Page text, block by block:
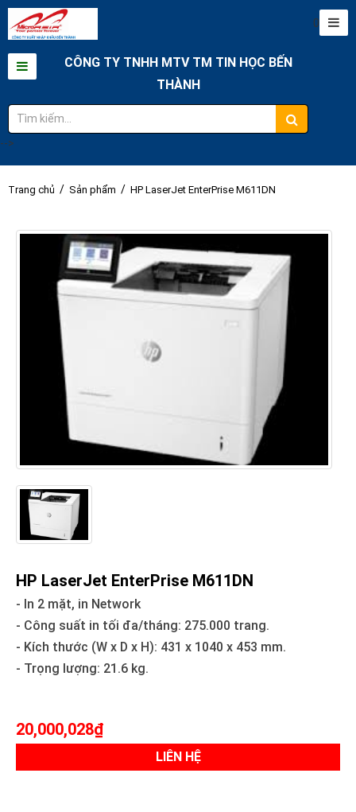
CÔNG TY TNHH MTV TM TIN HỌC BẾN
THÀNH
0
-->
Trang chủ / Sản phẩm / HP LaserJet EnterPrise M611DN
HP LaserJet EnterPrise M611DN
- In 2 mặt, in Network
- Công suất in tối đa/tháng: 275.000 trang.
- Kích thước (W x D x H): 431 x 1040 x 453 mm.
- Trọng lượng: 21.6 kg.
20,000,028₫
LIÊN HỆ